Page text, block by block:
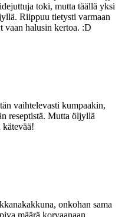
toki, mutta täällä yksi
Riippuu tietysti varmaan
vaan halusin kertoa. :D
vaihtelevasti kumpaakin,
reseptistä. Mutta öljyllä
onkohan sama
määrä korvaanaan